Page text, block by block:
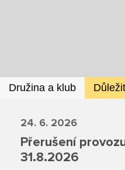
Družina a klub
24. 6. 2026
Přerušení
31.8.2026